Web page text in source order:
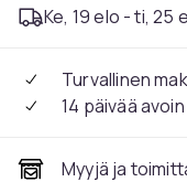
Ke, 19 elo - ti, 25
Turvallinen
14 päivää
Myyjä ja